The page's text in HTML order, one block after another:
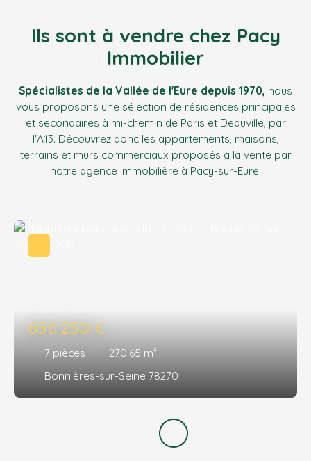
Ils sont à vendre chez Pacy
Immobilier
Spécialistes de la Vallée de l'Eure depuis 1970, nous
vous proposons une sélection de résidences principales
et secondaires à mi-chemin de Paris et Deauville, par
l'A13. Découvrez donc les appartements, maisons,
terrains et murs commerciaux proposés à la vente par
notre agence immobilière à Pacy-sur-Eure.
656 250€
7 pièces 270.65 m²
Bonnières-sur-Seine 78270